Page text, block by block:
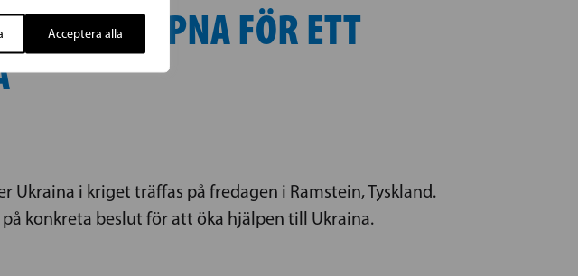
Acceptera allaÖPPNA FÖR ETT
Ukraina i kriget träffas på fredagen i Ramstein, Tyskland.
konkreta beslut för att öka hjälpen till Ukraina.